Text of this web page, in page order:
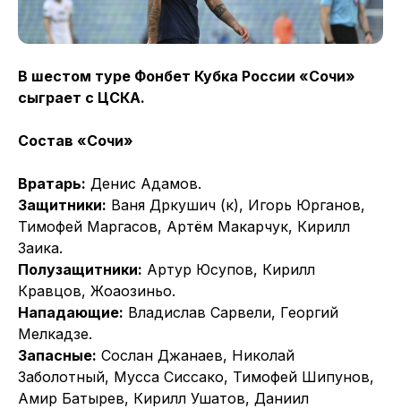
В шестом туре Фонбет Кубка России «Сочи»
сыграет с ЦСКА.
Состав «Сочи»
Вратарь: Денис Адамов.
Защитники: Ваня Дркушич (к), Игорь Юрганов,
Тимофей Маргасов, Артём Макарчук, Кирилл
Заика.
Полузащитники: Артур Юсупов, Кирилл
Кравцов, Жоаозиньо.
Нападающие: Владислав Сарвели, Георгий
Мелкадзе.
Запасные: Сослан Джанаев, Николай
Заболотный, Мусса Сиссако, Тимофей Шипунов,
Амир Батырев, Кирилл Ушатов, Даниил